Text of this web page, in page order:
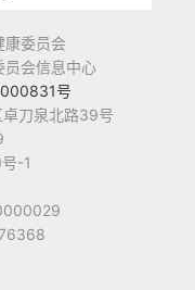
康委员会
员会信息中心
号
刀泉北路39号
-1